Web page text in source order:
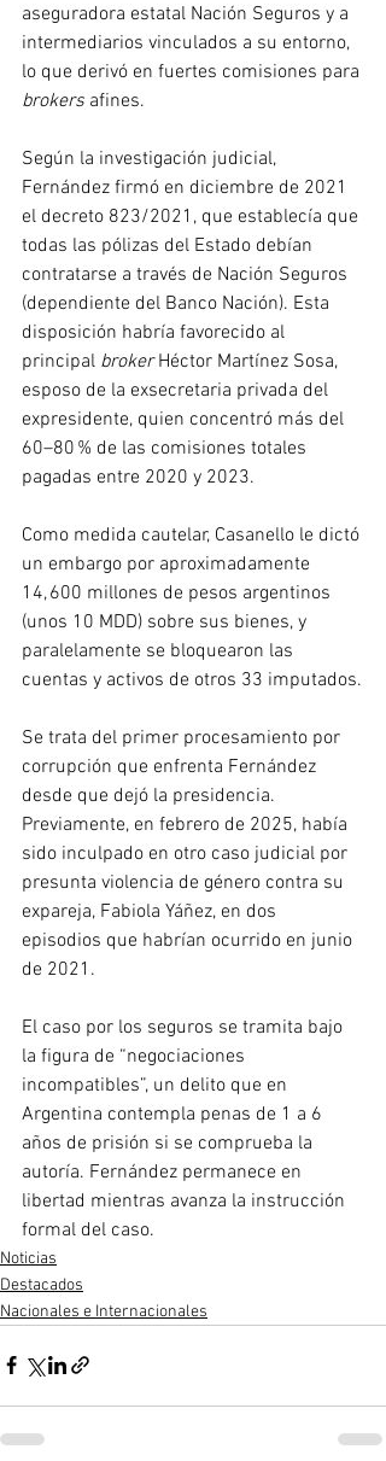
aseguradora estatal Nación Seguros y a
intermediarios vinculados a su entorno,
lo que derivó en fuertes comisiones para
brokers afines.
Según la investigación judicial,
Fernández firmó en diciembre de 2021
el decreto 823/2021, que establecía que
todas las pólizas del Estado debían
contratarse a través de Nación Seguros
(dependiente del Banco Nación). Esta
disposición habría favorecido al
principal broker Héctor Martínez Sosa,
esposo de la exsecretaria privada del
expresidente, quien concentró más del
60–80 % de las comisiones totales
pagadas entre 2020 y 2023.
Como medida cautelar, Casanello le dictó
un embargo por aproximadamente
14, 600 millones de pesos argentinos
(unos 10 MDD) sobre sus bienes, y
paralelamente se bloquearon las
cuentas y activos de otros 33 imputados.
Se trata del primer procesamiento por
corrupción que enfrenta Fernández
desde que dejó la presidencia.
Previamente, en febrero de 2025, había
sido inculpado en otro caso judicial por
presunta violencia de género contra su
expareja, Fabiola Yáñez, en dos
episodios que habrían ocurrido en junio
de 2021.
El caso por los seguros se tramita bajo
la figura de “negociaciones
incompatibles”, un delito que en
Argentina contempla penas de 1 a 6
años de prisión si se comprueba la
autoría. Fernández permanece en
libertad mientras avanza la instrucción
formal del caso.
Noticias
Destacados
Nacionales e Internacionales